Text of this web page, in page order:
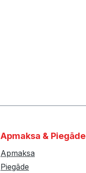
Apmaksa & Piegāde
Apmaksa
Piegāde